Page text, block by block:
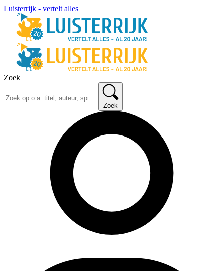
Luisterrijk - vertelt alles
Zoek
Zoek